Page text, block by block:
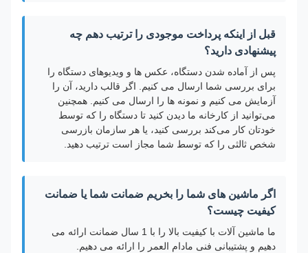
قبل از اینکه پرداخت موجودی را ترتیب دهم چه
پیشنهادی دارید؟
پس از آماده شدن دستگاه، عکس ها و ویدیوهای دستگاه را
برای بررسی شما ارسال می کنیم. اگر قالب دارید، آن را
آزمایش می کنیم و نمونه ها را ارسال می کنیم. همچنین
می‌توانید از کارخانه ما دیدن کنید تا دستگاه را که توسط
خودتان کار می‌کند بررسی کنید، یا هر سازمان بازرسی
شخص ثالثی را که توسط شما مجاز است ترتیب دهید.
اگر ماشین های شما را بخریم ضمانت شما یا ضمانت
کیفیت چیست؟
ما ماشین آلات با کیفیت بالا را با 1 سال ضمانت ارائه می
دهیم و پشتیبانی فنی مادام العمر را ارائه می دهیم.